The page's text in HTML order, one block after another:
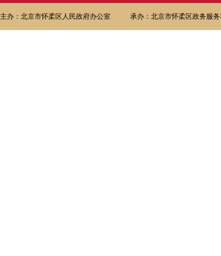
主办：北京市怀柔区人民政府办公室 承办：北京市怀柔区政务服